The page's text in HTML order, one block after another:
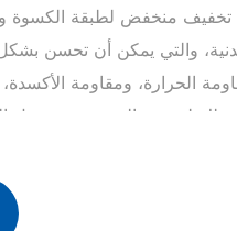
تخفيف منخفض لطبقة الكسوة
والتي يمكن أن تحسن
الحرارة، ومقاومة
لتحقيق الغرض من تعديل
الكهربائي، وترسيب
الصغير، والتنظيم الكثيف،